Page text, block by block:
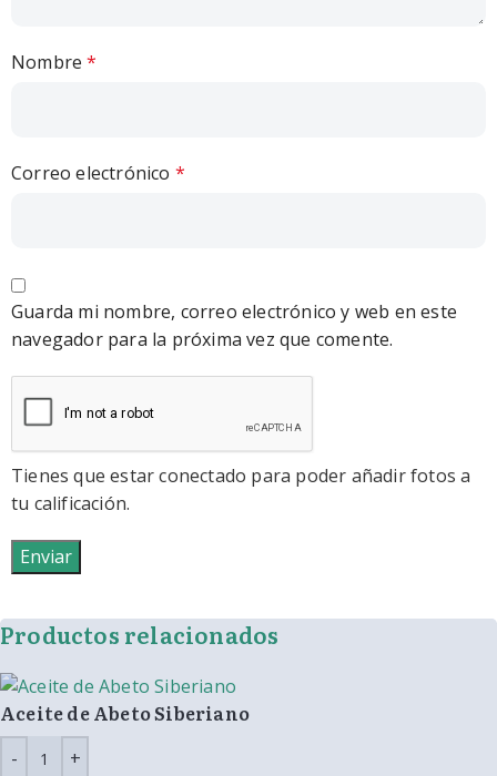
Nombre*
Correo electrónico *
Guarda mi nombre, correo electrónico y web en este
navegador para la próxima vez que comente.
Tienes que estar conectado para poder añadir fotos a
tu calificación.
Productos relacionados
Aceite de Abeto Siberiano